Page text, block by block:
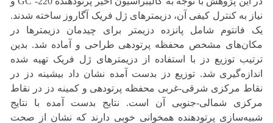
نیاز به کنترل کیفی آن، دزیمترهای ژل فریک آگاروز ساخته شدند.
یک فانتوم شامل پانزده دزیمتر برای چیدمان دزیمترها در
مکان‌های مشخص محفظه پرتودهی طراحی و آماده شد. بدین
ترتیب توزیع دز با استفاده از دزیمترهای ژل فریک تهیه شده
اندازه‌گیری شد. توزیع دز بدست آمده نشان داد بیشینه دز در
نقاط مرکزی شرقی-غربی محفظه پرتودهی و کمینه دز در نقاط
مرکزی شمالی-جنوبی آن است. نتایج بدست آمده با نتایج
شبیه‌سازی پرتودهنده همخوانی خوبی دارند که نشان از صحت